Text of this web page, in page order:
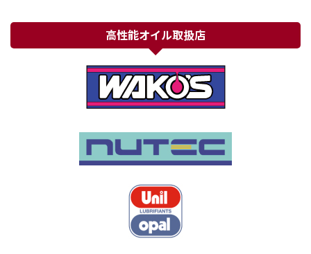
高性能オイル取扱店